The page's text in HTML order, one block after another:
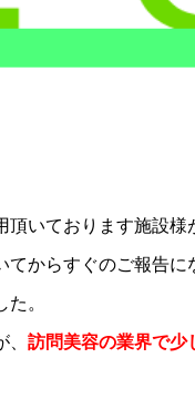
いております施設様
てからすぐのご報告
。
訪問美容の業界で少